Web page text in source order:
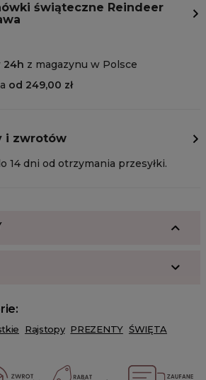
świąteczne Reindeer
24h z magazynu w Polsce
od 249,00 zł
i zwrotów
14 dni od otrzymania przesyłki.
Rajstopy PREZENTY ŚWIĘTA